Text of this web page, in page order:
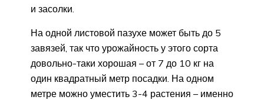
и засолки.
На одной листовой пазухе может быть до 5
завязей, так что урожайность у этого сорта
довольно-таки хорошая – от 7 до 10 кг на
один квадратный метр посадки. На одном
метре можно уместить 3-4 растения – именно